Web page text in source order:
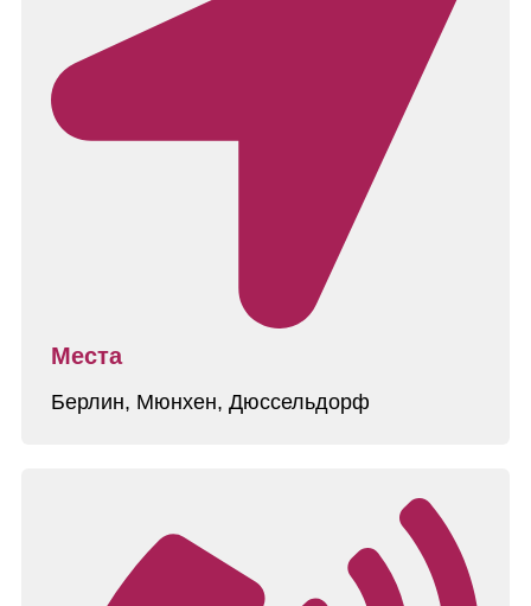
Места
Берлин, Мюнхен, Дюссельдорф